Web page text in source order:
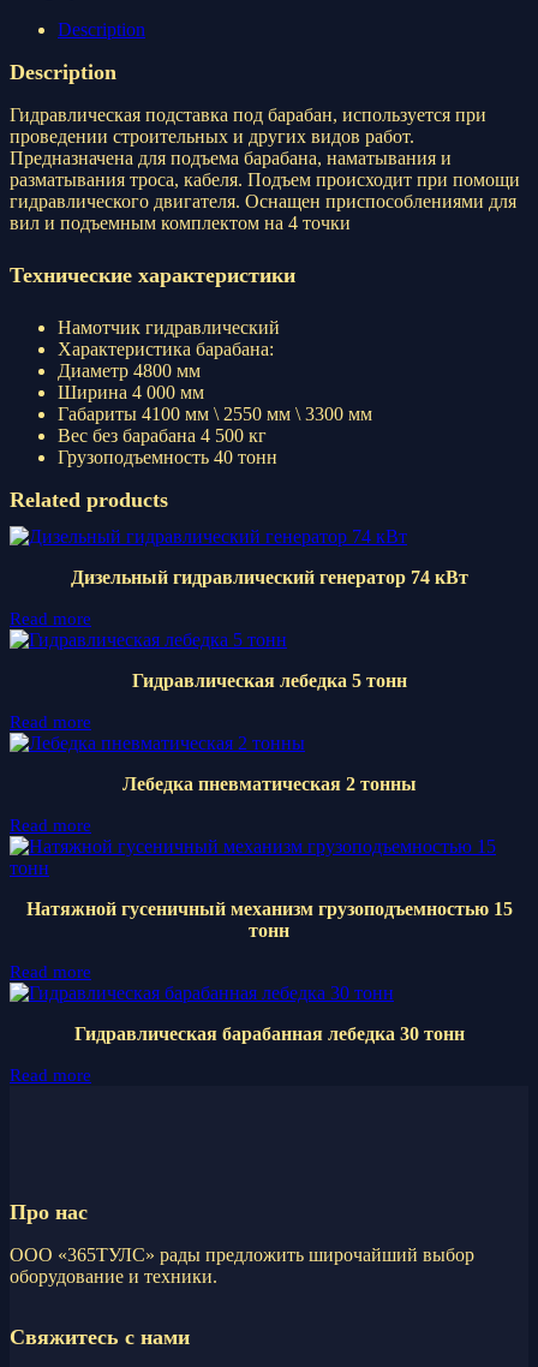
Description
Description
Гидравлическая подставка под барабан, используется при
проведении строительных и других видов работ.
Предназначена для подъема барабана, наматывания и
разматывания троса, кабеля. Подъем происходит при помощи
гидравлического двигателя. Оснащен приспособлениями для
вил и подъемным комплектом на 4 точки
Технические характеристики
Намотчик гидравлический
Характеристика барабана:
Диаметр 4800 мм
Ширина 4 000 мм
Габариты 4100 мм \ 2550 мм \ 3300 мм
Вес без барабана 4 500 кг
Грузоподъемность 40 тонн
Related products
Дизельный гидравлический генератор 74 кВт
Read more
Гидравлическая лебедка 5 тонн
Read more
Лебедка пневматическая 2 тонны
Read more
Натяжной гусеничный механизм грузоподъемностью 15
тонн
Read more
Гидравлическая барабанная лебедка 30 тонн
Read more
Про нас
ООО «365ТУЛС» рады предложить широчайший выбор
оборудование и техники.
Свяжитесь с нами